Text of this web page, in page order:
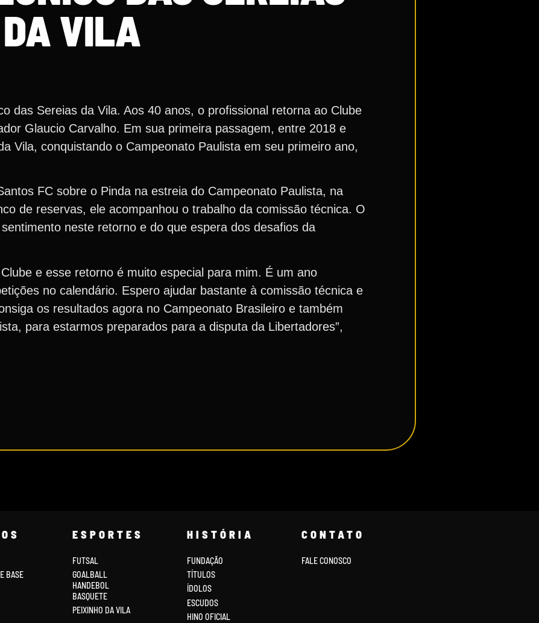
DA VILA
das Sereias da Vila. Aos 40 anos, o profissional retorna ao Clube
Glaucio Carvalho. Em sua primeira passagem, entre 2018 e
Vila, conquistando o Campeonato Paulista em seu primeiro ano,
FC sobre o Pinda na estreia do Campeonato Paulista, na
de reservas, ele acompanhou o trabalho da comissão técnica. O
neste retorno e do que espera dos desafios da
e esse retorno é muito especial para mim. É um ano
no calendário. Espero ajudar bastante à comissão técnica e
os resultados agora no Campeonato Brasileiro e também
para estarmos preparados para a disputa da Libertadores”,
BASE
ESPORTES
FUTSAL
GOALBALL
HANDEBOL
BASQUETE
PEIXINHO DA VILA
HISTÓRIA
FUNDAÇÃO
TÍTULOS
ÍDOLOS
ESCUDOS
HINO OFICIAL
CONTATO
FALE CONOSCO